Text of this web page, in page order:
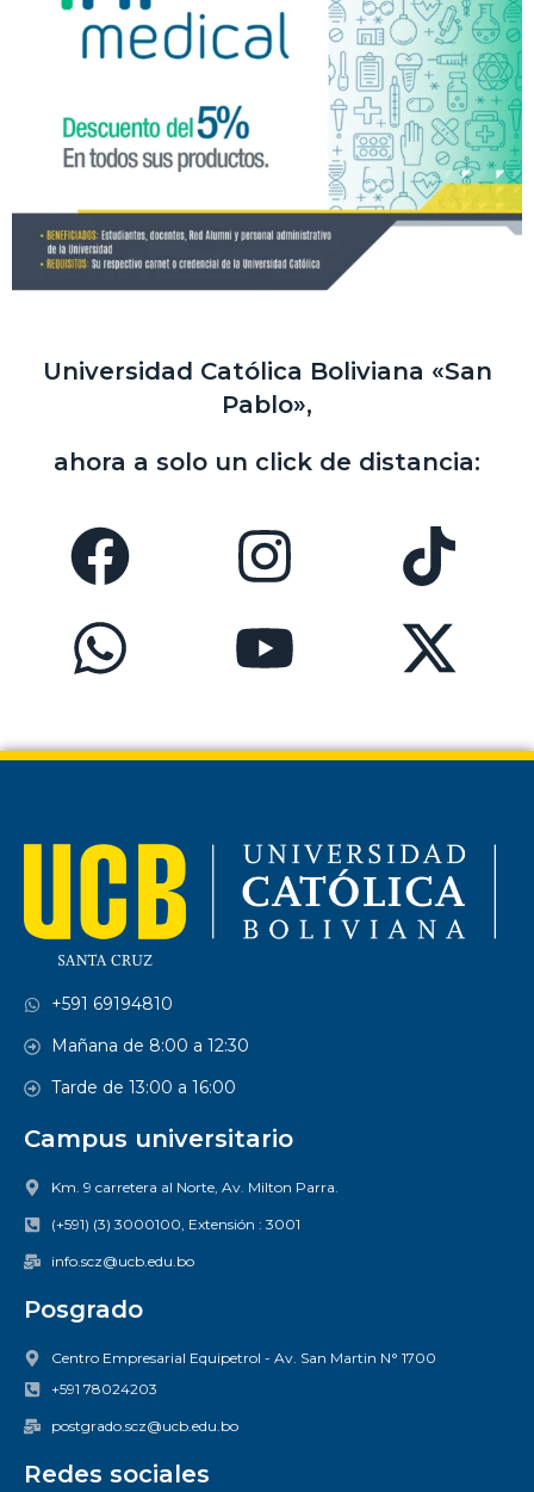
Universidad Católica Boliviana «San
Pablo»,
ahora a solo un click de distancia:
+591 69194810
Mañana de 8:00 a 12:30
Tarde de 13:00 a 16:00
Campus universitario
Km. 9 carretera al Norte, Av. Milton Parra.
(+591) (3) 3000100, Extensión : 3001
info.scz@ucb.edu.bo
Posgrado
Centro Empresarial Equipetrol - Av. San Martin N° 1700
+591 78024203
postgrado.scz@ucb.edu.bo
Redes sociales